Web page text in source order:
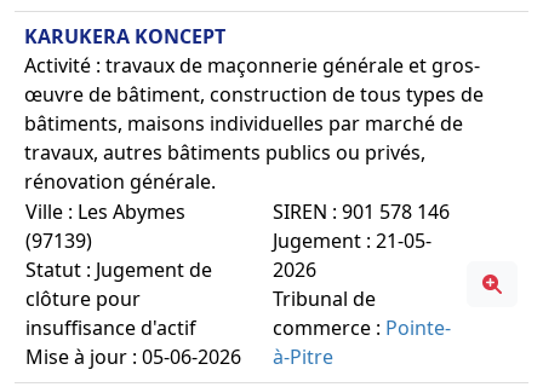
KARUKERA KONCEPT
Activité : travaux de maçonnerie générale et gros-
œuvre de bâtiment, construction de tous types de
bâtiments, maisons individuelles par marché de
travaux, autres bâtiments publics ou privés,
rénovation générale.
Ville : Les Abymes
(97139)
Statut : Jugement de
clôture pour
insuffisance d'actif
Mise à jour : 05-06-2026
SIREN : 901 578 146
Jugement : 21-05-
2026
Tribunal de
commerce : Pointe-
à-Pitre